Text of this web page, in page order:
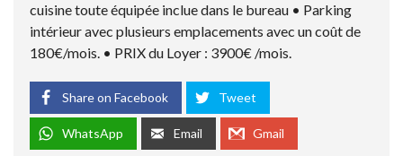
cuisine toute équipée inclue dans le bureau • Parking
intérieur avec plusieurs emplacements avec un coût de
180€/mois. • PRIX du Loyer : 3900€ /mois.
Share on Facebook Tweet
WhatsApp Email Gmail